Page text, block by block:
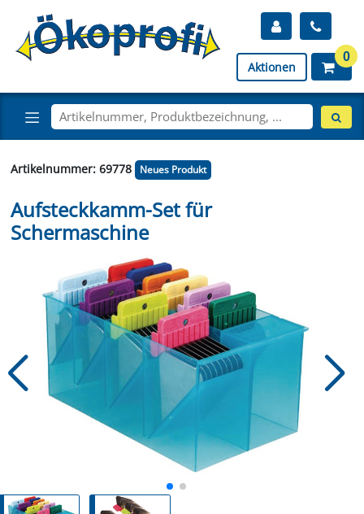
Aktionen
0
Artikelnummer: 69778 Neues Produkt
Aufsteckkamm-Set für
Schermaschine